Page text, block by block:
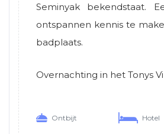
Seminyak bekendstaat.
ontspannen kennis te
badplaats.
Overnachting in het Tonys
Ontbijt Hotel